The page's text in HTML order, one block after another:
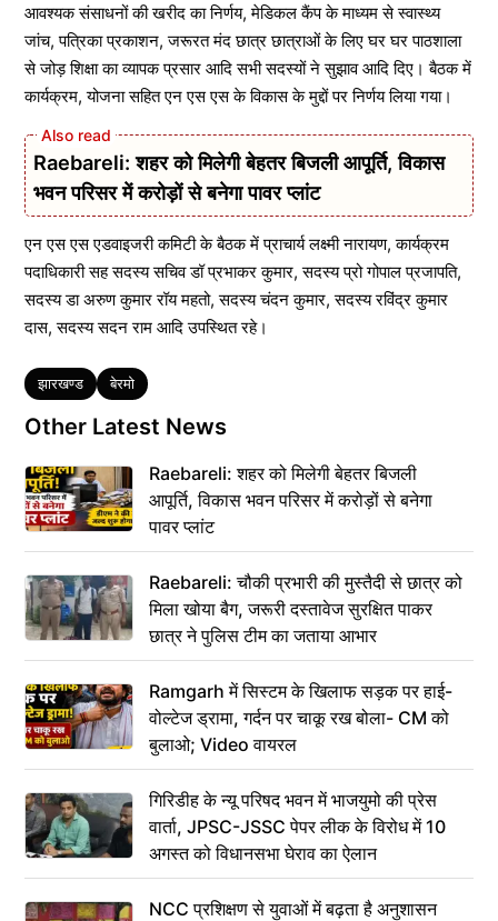
आवश्यक संसाधनों की खरीद का निर्णय, मेडिकल कैंप के माध्यम से स्वास्थ्य
जांच, पत्रिका प्रकाशन, जरूरत मंद छात्र छात्राओं के लिए घर घर पाठशाला
से जोड़ शिक्षा का व्यापक प्रसार आदि सभी सदस्यों ने सुझाव आदि दिए। बैठक में
कार्यक्रम, योजना सहित एन एस एस के विकास के मुद्दों पर निर्णय लिया गया।
Raebareli: शहर को मिलेगी बेहतर बिजली आपूर्ति, विकास
भवन परिसर में करोड़ों से बनेगा पावर प्लांट
एन एस एस एडवाइजरी कमिटी के बैठक में प्राचार्य लक्ष्मी नारायण, कार्यक्रम
पदाधिकारी सह सदस्य सचिव डॉ प्रभाकर कुमार, सदस्य प्रो गोपाल प्रजापति,
सदस्य डा अरुण कुमार रॉय महतो, सदस्य चंदन कुमार, सदस्य रविंद्र कुमार
दास, सदस्य सदन राम आदि उपस्थित रहे।
Tags
झारखण्ड बेरमो
Other Latest News
Raebareli: शहर को मिलेगी बेहतर बिजली
आपूर्ति, विकास भवन परिसर में करोड़ों से बनेगा
पावर प्लांट
Raebareli: चौकी प्रभारी की मुस्तैदी से छात्र को
मिला खोया बैग, जरूरी दस्तावेज सुरक्षित पाकर
छात्र ने पुलिस टीम का जताया आभार
Ramgarh में सिस्टम के खिलाफ सड़क पर हाई-
वोल्टेज ड्रामा, गर्दन पर चाकू रख बोला- CM को
बुलाओ; Video वायरल
गिरिडीह के न्यू परिषद भवन में भाजयुमो की प्रेस
वार्ता, JPSC-JSSC पेपर लीक के विरोध में 10
अगस्त को विधानसभा घेराव का ऐलान
NCC प्रशिक्षण से युवाओं में बढ़ता है अनुशासन